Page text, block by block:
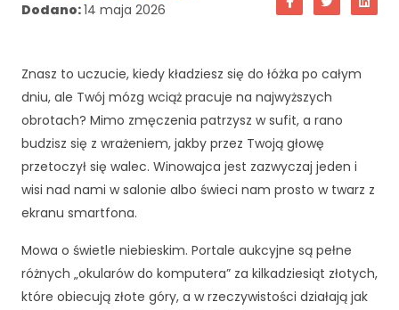
Dodano:14 maja 2026
Znasz to uczucie, kiedy kładziesz się do łóżka po całym
dniu, ale Twój mózg wciąż pracuje na najwyższych
obrotach? Mimo zmęczenia patrzysz w sufit, a rano
budzisz się z wrażeniem, jakby przez Twoją głowę
przetoczył się walec. Winowajca jest zazwyczaj jeden i
wisi nad nami w salonie albo świeci nam prosto w twarz z
ekranu smartfona.
Mowa o świetle niebieskim. Portale aukcyjne są pełne
różnych „okularów do komputera” za kilkadziesiąt złotych,
które obiecują złote góry, a w rzeczywistości działają jak